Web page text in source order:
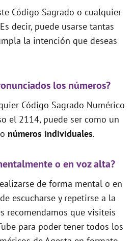
Código Sagrado o cualquier
decir, puede usarse tantas
la intención que deseas
los números?
Código Sagrado Numérico
el 2114, puede ser como un
números individuales.
o en voz alta?
de forma mental o en
escucharse y repetirse a la
recomendamos que visiteis
para poder tener todos los